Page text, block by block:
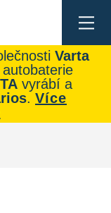
Varta
vyrábí a
. Více